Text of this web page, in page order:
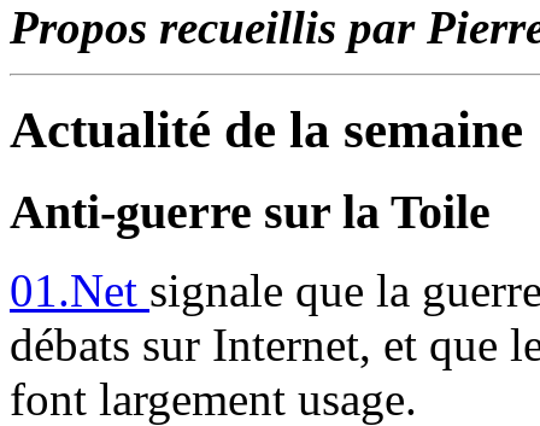
Propos recueillis par
Actualité de la semaine
Anti-guerre sur la Toile
01.Net signale que la
débats sur Internet, et que
font largement usage.